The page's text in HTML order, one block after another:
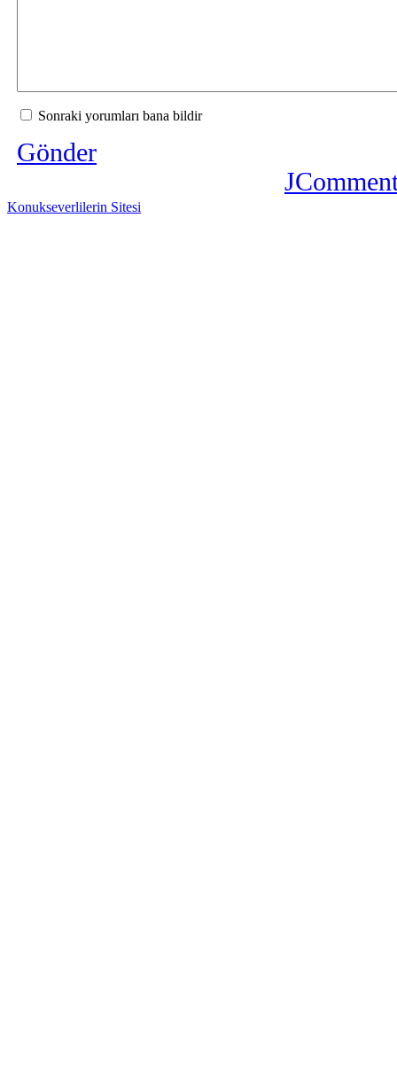
Sonraki yorumları bana bildir
Gönder
Konukseverlilerin Sitesi